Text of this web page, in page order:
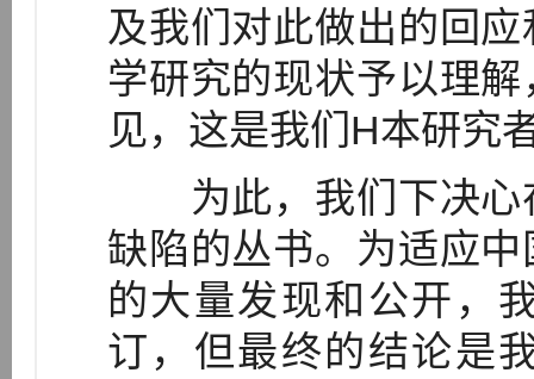
及我们对此做出的回
学研究的现状予以理
见，这是我们H本研究
为此，我们下决心
缺陷的丛书。为适应
的大量发现和公开，
订，但最终的结论是